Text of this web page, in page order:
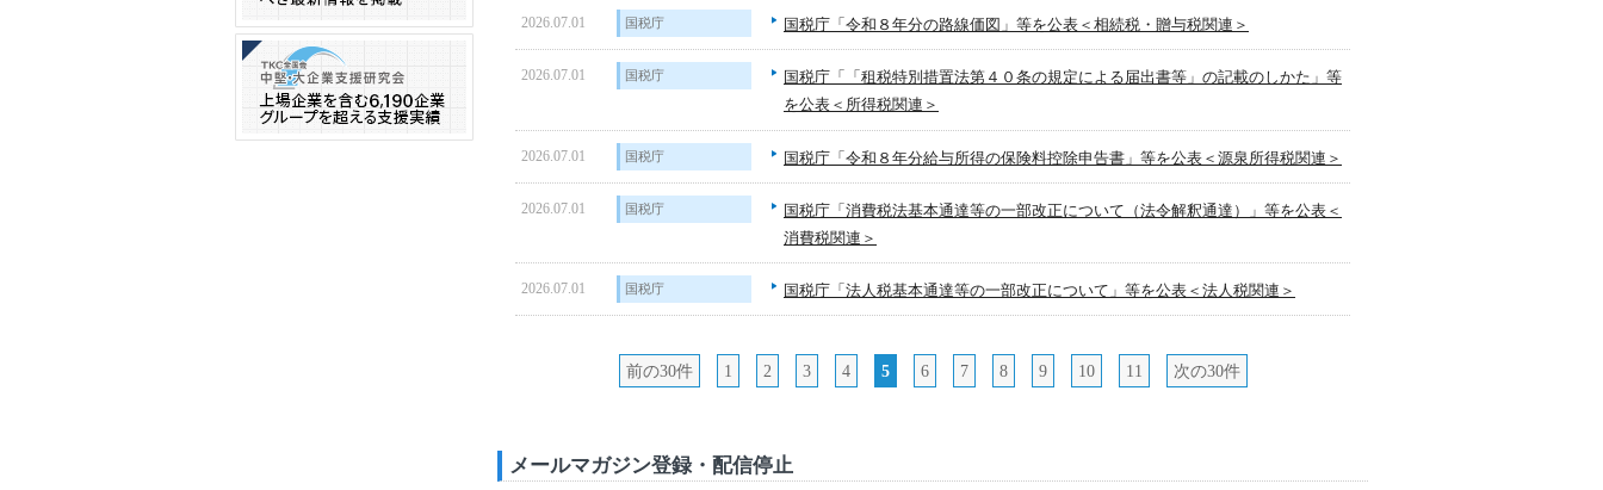
2026.07.01 国税庁 国税庁「令和８年分の路線価図」等を公表＜相続税・贈与税関連＞
2026.07.01 国税庁
国税庁「「租税特別措置法第４０条の規定による届出書等」の記載のしかた」等
を公表＜所得税関連＞
2026.07.01 国税庁 国税庁「令和８年分給与所得の保険料控除申告書」等を公表＜源泉所得税関連＞
2026.07.01 国税庁
国税庁「消費税法基本通達等の一部改正について（法令解釈通達）」等を公表＜
消費税関連＞
2026.07.01 国税庁 国税庁「法人税基本通達等の一部改正について」等を公表＜法人税関連＞
前の30件 1 2 3 4 5 6 7 8 9 10 11 次の30件
メールマガジン登録・配信停止